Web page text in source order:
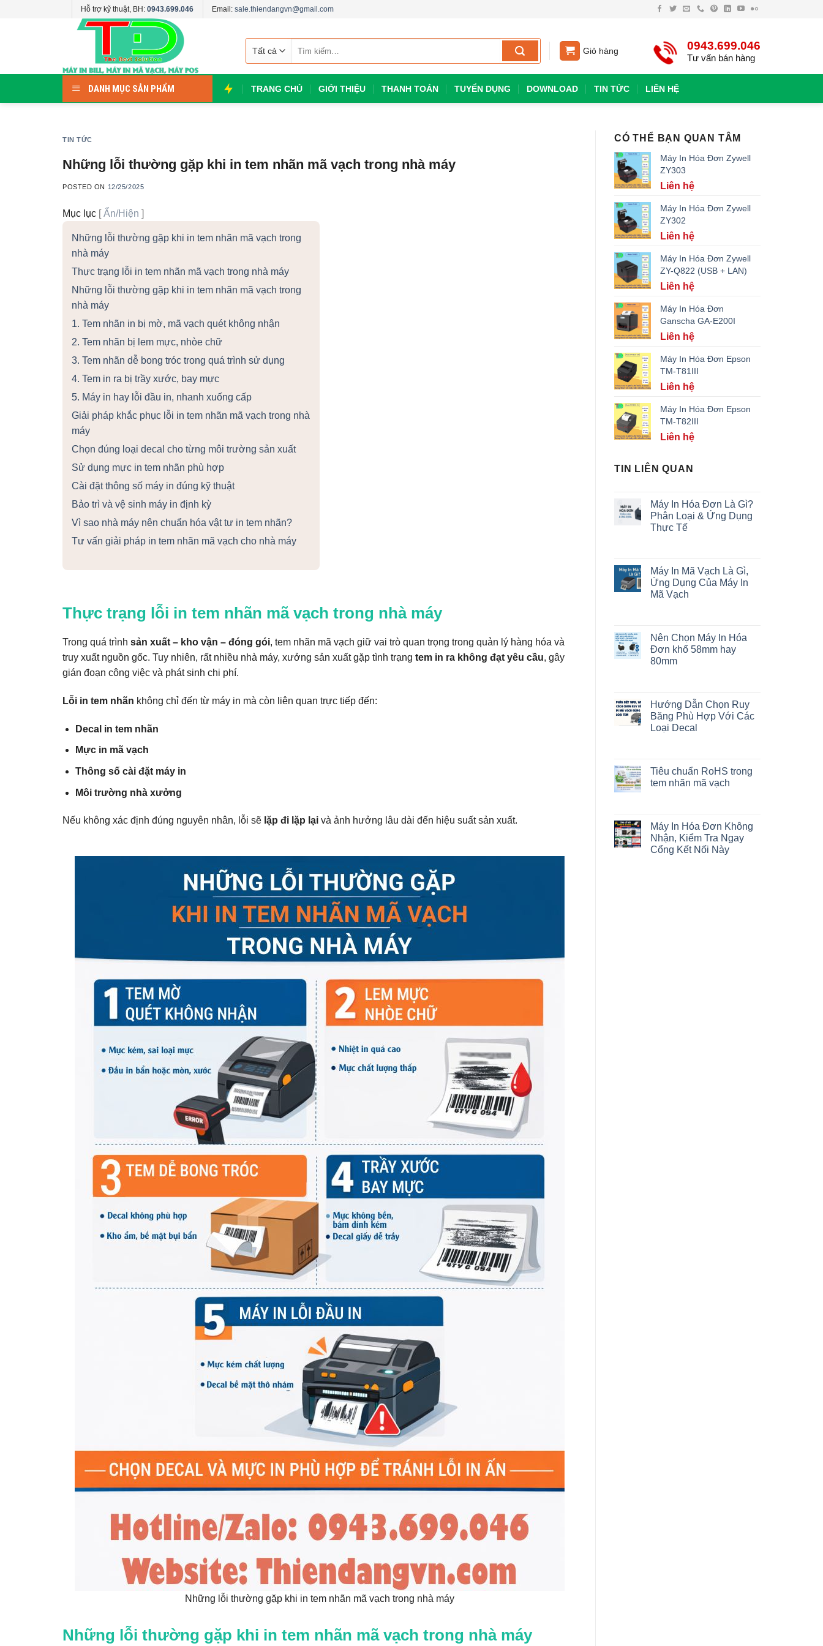
Hỗ trợ kỹ thuật, BH: 0943.699.046 Email: sale.thiendangvn@gmail.com
kiếm:
Giỏ hàng 0943.699.046
Tư vấn bán hàng
DANH MỤC SẢN PHẨM TRANG CHỦ GIỚI THIỆU THANH TOÁN TUYỂN DỤNG DOWNLOAD TIN TỨC LIÊN HỆ
TIN TỨC
Những lỗi thường gặp khi in tem nhãn mã vạch trong nhà máy
POSTED ON 12/25/2025
Mục lục [Ẩn/Hiện ]
Những lỗi thường gặp khi in tem nhãn mã vạch trong
nhà máy
Thực trạng lỗi in tem nhãn mã vạch trong nhà máy
Những lỗi thường gặp khi in tem nhãn mã vạch trong
nhà máy
1. Tem nhãn in bị mờ, mã vạch quét không nhận
2. Tem nhãn bị lem mực, nhòe chữ
3. Tem nhãn dễ bong tróc trong quá trình sử dụng
4. Tem in ra bị trầy xước, bay mực
5. Máy in hay lỗi đầu in, nhanh xuống cấp
Giải pháp khắc phục lỗi in tem nhãn mã vạch trong nhà
máy
Chọn đúng loại decal cho từng môi trường sản xuất
Sử dụng mực in tem nhãn phù hợp
Cài đặt thông số máy in đúng kỹ thuật
Bảo trì và vệ sinh máy in định kỳ
Vì sao nhà máy nên chuẩn hóa vật tư in tem nhãn?
Tư vấn giải pháp in tem nhãn mã vạch cho nhà máy
Thực trạng lỗi in tem nhãn mã vạch trong nhà máy
Trong quá trình sản xuất – kho vận – đóng gói, tem nhãn mã vạch giữ vai trò quan trọng trong quản lý hàng hóa và
truy xuất nguồn gốc. Tuy nhiên, rất nhiều nhà máy, xưởng sản xuất gặp tình trạng tem in ra không đạt yêu cầu, gây
gián đoạn công việc và phát sinh chi phí.
Lỗi in tem nhãn không chỉ đến từ máy in mà còn liên quan trực tiếp đến:
Decal in tem nhãn
Mực in mã vạch
Thông số cài đặt máy in
Môi trường nhà xưởng
Nếu không xác định đúng nguyên nhân, lỗi sẽ lặp đi lặp lại và ảnh hưởng lâu dài đến hiệu suất sản xuất.
Những lỗi thường gặp khi in tem nhãn mã vạch trong nhà máy
Những lỗi thường gặp khi in tem nhãn mã vạch trong nhà máy
CÓ THỂ BẠN QUAN TÂM
Máy In Hóa Đơn Zywell
ZY303
Liên hệ
Máy In Hóa Đơn Zywell
ZY302
Liên hệ
Máy In Hóa Đơn Zywell
ZY-Q822 (USB + LAN)
Liên hệ
Máy In Hóa Đơn
Ganscha GA-E200I
Liên hệ
Máy In Hóa Đơn Epson
TM-T81III
Liên hệ
Máy In Hóa Đơn Epson
TM-T82III
Liên hệ
TIN LIÊN QUAN
Máy In Hóa Đơn Là Gì?
Phân Loại & Ứng Dụng
Thực Tế
Máy In Mã Vạch Là Gì,
Ứng Dụng Của Máy In
Mã Vạch
Nên Chọn Máy In Hóa
Đơn khổ 58mm hay
80mm
Hướng Dẫn Chọn Ruy
Băng Phù Hợp Với Các
Loại Decal
Tiêu chuẩn RoHS trong
tem nhãn mã vạch
Máy In Hóa Đơn Không
Nhận, Kiểm Tra Ngay
Cổng Kết Nối Này